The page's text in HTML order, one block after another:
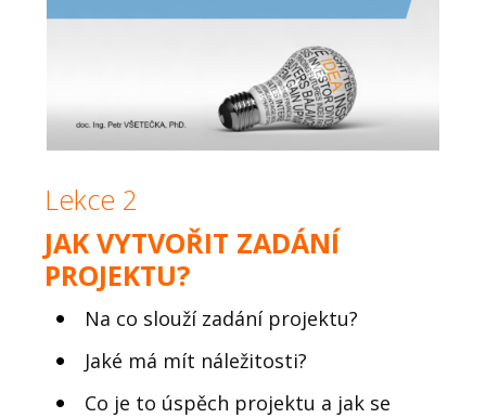
Lekce 2
JAK VYTVOŘIT ZADÁNÍ
PROJEKTU?
Na co slouží zadání projektu?
Jaké má mít náležitosti?
Co je to úspěch projektu a jak se